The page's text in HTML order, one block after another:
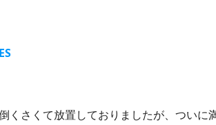
くさくて放置しておりましたが、ついに